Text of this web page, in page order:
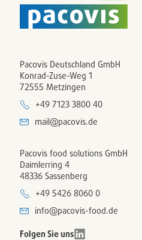
Pacovis Deutschland GmbH
Konrad-Zuse-Weg 1
72555 Metzingen
+49 7123 3800 40
mail@pacovis.de
Pacovis food solutions GmbH
Daimlerring 4
48336 Sassenberg
+49 5426 8060 0
info@pacovis-food.de
Folgen Sie uns